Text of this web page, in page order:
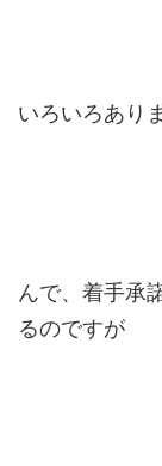
いろいろあり
んで、着手承
るのですが